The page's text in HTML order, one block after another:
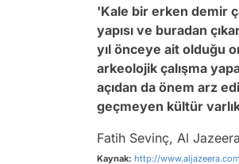
'Kale bir erken demir
yapısı ve buradan
yıl önceye ait olduğu
arkeolojik çalışma
açıdan da önem arz
geçmeyen kültür
Fatih Sevinç, Al
Kaynak: http://